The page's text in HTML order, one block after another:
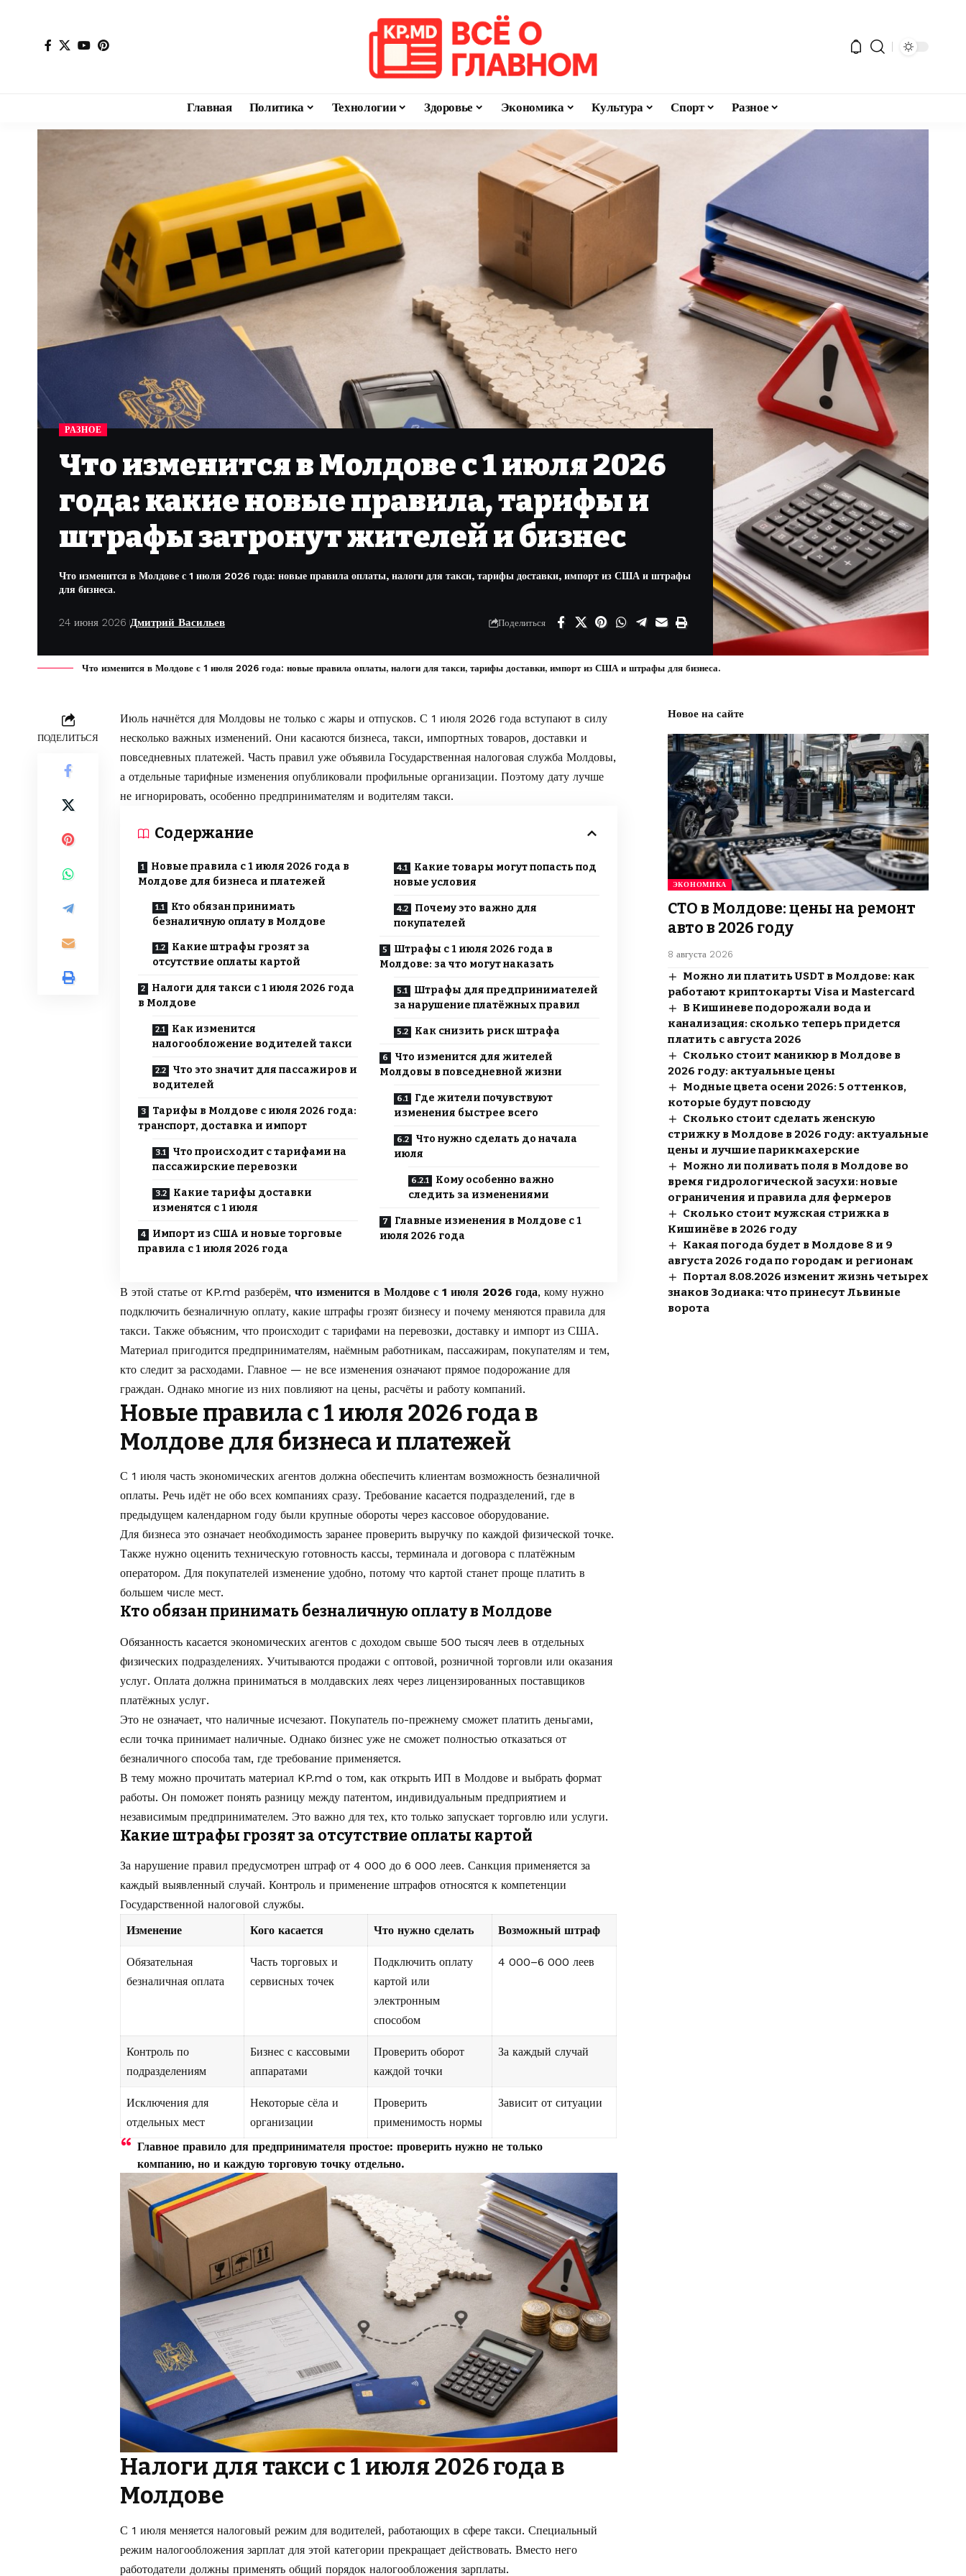
Главная Политика Технологии Здоровье Экономика Культура Спорт Разное
РАЗНОЕ
Что изменится в Молдове с 1 июля 2026
года: какие новые правила, тарифы и
штрафы затронут жителей и бизнес
Что изменится в Молдове с 1 июля 2026 года: новые правила оплаты, налоги для такси, тарифы доставки, импорт из США и штрафы
для бизнеса.
24 июня 2026 Дмитрий Васильев Поделиться
Что изменится в Молдове с 1 июля 2026 года: новые правила оплаты, налоги для такси, тарифы доставки, импорт из США и штрафы для бизнеса.
ПОДЕЛИТЬСЯ
Июль начнётся для Молдовы не только с жары и отпусков. С 1 июля 2026 года вступают в силу
несколько важных изменений. Они касаются бизнеса, такси, импортных товаров, доставки и
повседневных платежей. Часть правил уже объявила Государственная налоговая служба Молдовы,
а отдельные тарифные изменения опубликовали профильные организации. Поэтому дату лучше
не игнорировать, особенно предпринимателям и водителям такси.
Содержание
Новые правила с 1 июля 2026 года в
Молдове для бизнеса и платежей
Кто обязан принимать
безналичную оплату в Молдове
Какие штрафы грозят за
отсутствие оплаты картой
Налоги для такси с 1 июля 2026 года
в Молдове
Как изменится
налогообложение водителей такси
Что это значит для пассажиров и
водителей
Тарифы в Молдове с июля 2026 года:
транспорт, доставка и импорт
Что происходит с тарифами на
пассажирские перевозки
Какие тарифы доставки
изменятся с 1 июля
Импорт из США и новые торговые
правила с 1 июля 2026 года
Какие товары могут попасть под
новые условия
Почему это важно для
покупателей
Штрафы с 1 июля 2026 года в
Молдове: за что могут наказать
Штрафы для предпринимателей
за нарушение платёжных правил
Как снизить риск штрафа
Что изменится для жителей
Молдовы в повседневной жизни
Где жители почувствуют
изменения быстрее всего
Что нужно сделать до начала
июля
Кому особенно важно
следить за изменениями
Главные изменения в Молдове с 1
июля 2026 года
В этой статье от KP.md разберём, что изменится в Молдове с 1 июля 2026 года, кому нужно
подключить безналичную оплату, какие штрафы грозят бизнесу и почему меняются правила для
такси. Также объясним, что происходит с тарифами на перевозки, доставку и импорт из США.
Материал пригодится предпринимателям, наёмным работникам, пассажирам, покупателям и тем,
кто следит за расходами. Главное — не все изменения означают прямое подорожание для
граждан. Однако многие из них повлияют на цены, расчёты и работу компаний.
Новые правила с 1 июля 2026 года в
Молдове для бизнеса и платежей
С 1 июля часть экономических агентов должна обеспечить клиентам возможность безналичной
оплаты. Речь идёт не обо всех компаниях сразу. Требование касается подразделений, где в
предыдущем календарном году были крупные обороты через кассовое оборудование.
Для бизнеса это означает необходимость заранее проверить выручку по каждой физической точке.
Также нужно оценить техническую готовность кассы, терминала и договора с платёжным
оператором. Для покупателей изменение удобно, потому что картой станет проще платить в
большем числе мест.
Кто обязан принимать безналичную оплату в Молдове
Обязанность касается экономических агентов с доходом свыше 500 тысяч леев в отдельных
физических подразделениях. Учитываются продажи с оптовой, розничной торговли или оказания
услуг. Оплата должна приниматься в молдавских леях через лицензированных поставщиков
платёжных услуг.
Это не означает, что наличные исчезают. Покупатель по-прежнему сможет платить деньгами,
если точка принимает наличные. Однако бизнес уже не сможет полностью отказаться от
безналичного способа там, где требование применяется.
В тему можно прочитать материал KP.md о том, как открыть ИП в Молдове и выбрать формат
работы. Он поможет понять разницу между патентом, индивидуальным предприятием и
независимым предпринимателем. Это важно для тех, кто только запускает торговлю или услуги.
Какие штрафы грозят за отсутствие оплаты картой
За нарушение правил предусмотрен штраф от 4 000 до 6 000 леев. Санкция применяется за
каждый выявленный случай. Контроль и применение штрафов относятся к компетенции
Государственной налоговой службы.
Изменение
Кого касается Что нужно сделать Возможный штраф
Обязательная
безналичная оплата
Часть торговых и
сервисных точек
Подключить оплату
картой или
электронным
способом
4 000–6 000 леев
Контроль по
подразделениям
Бизнес с кассовыми
аппаратами
Проверить оборот
каждой точки
За каждый случай
Исключения для
отдельных мест
Некоторые сёла и
организации
Проверить
применимость нормы
Зависит от ситуации
Главное правило для предпринимателя простое: проверить нужно не только
компанию, но и каждую торговую точку отдельно.
Налоги для такси с 1 июля 2026 года в
Молдове
С 1 июля меняется налоговый режим для водителей, работающих в сфере такси. Специальный
режим налогообложения зарплат для этой категории прекращает действовать. Вместо него
работодатели должны применять общий порядок налогообложения зарплаты.
Новое на сайте
ЭКОНОМИКА
СТО в Молдове: цены на ремонт
авто в 2026 году
8 августа 2026
Можно ли платить USDT в Молдове: как
работают криптокарты Visa и Mastercard
В Кишиневе подорожали вода и
канализация: сколько теперь придется
платить с августа 2026
Сколько стоит маникюр в Молдове в
2026 году: актуальные цены
Модные цвета осени 2026: 5 оттенков,
которые будут повсюду
Сколько стоит сделать женскую
стрижку в Молдове в 2026 году: актуальные
цены и лучшие парикмахерские
Можно ли поливать поля в Молдове во
время гидрологической засухи: новые
ограничения и правила для фермеров
Сколько стоит мужская стрижка в
Кишинёве в 2026 году
Какая погода будет в Молдове 8 и 9
августа 2026 года по городам и регионам
Портал 8.08.2026 изменит жизнь четырех
знаков Зодиака: что принесут Львиные
ворота